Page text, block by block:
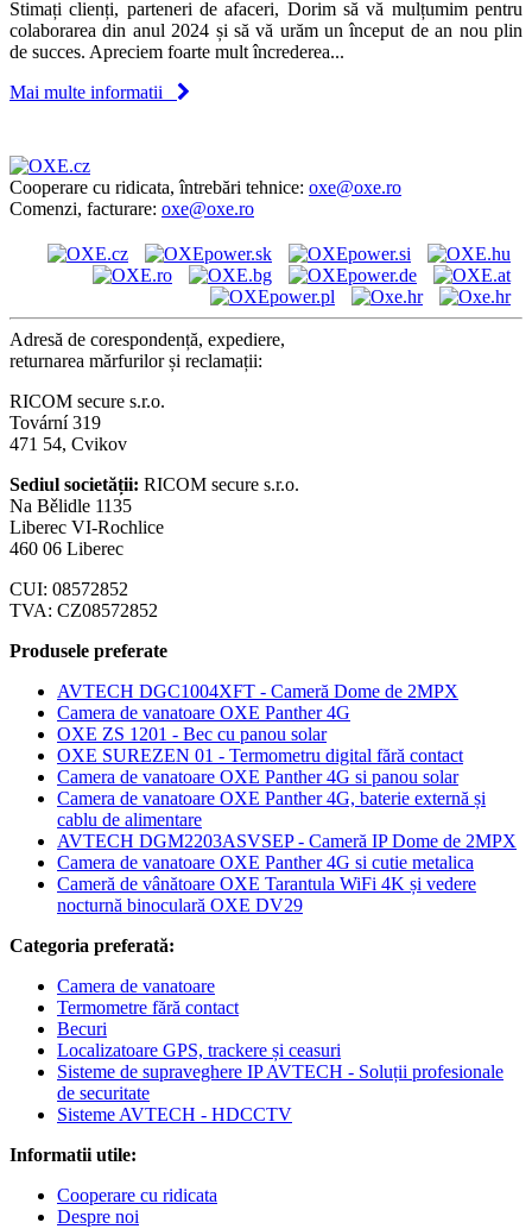
Stimați clienți, parteneri de afaceri, Dorim să vă mulțumim pentru
colaborarea din anul 2024 și să vă urăm un început de an nou plin
de succes. Apreciem foarte mult încrederea...
Mai multe informatii
Cooperare cu ridicata, întrebări tehnice: oxe@oxe.ro
Comenzi, facturare: oxe@oxe.ro
Adresă de corespondență, expediere,
returnarea mărfurilor și reclamații:
RICOM secure s.r.o.
Tovární 319
471 54, Cvikov
Sediul societății: RICOM secure s.r.o.
Na Bělidle 1135
Liberec VI-Rochlice
460 06 Liberec
CUI: 08572852
TVA: CZ08572852
Produsele preferate
AVTECH DGC1004XFT - Cameră Dome de 2MPX
Camera de vanatoare OXE Panther 4G
OXE ZS 1201 - Bec cu panou solar
OXE SUREZEN 01 - Termometru digital fără contact
Camera de vanatoare OXE Panther 4G si panou solar
Camera de vanatoare OXE Panther 4G, baterie externă și
cablu de alimentare
AVTECH DGM2203ASVSEP - Cameră IP Dome de 2MPX
Camera de vanatoare OXE Panther 4G si cutie metalica
Cameră de vânătoare OXE Tarantula WiFi 4K și vedere
nocturnă binoculară OXE DV29
Categoria preferată:
Camera de vanatoare
Termometre fără contact
Becuri
Localizatoare GPS, trackere și ceasuri
Sisteme de supraveghere IP AVTECH - Soluții profesionale
de securitate
Sisteme AVTECH - HDCCTV
Informatii utile:
Cooperare cu ridicata
Despre noi